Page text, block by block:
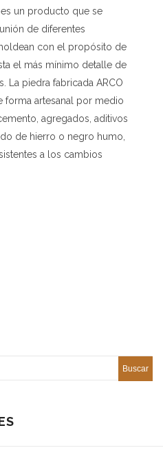
un producto que se
de diferentes
con el propósito de
el más mínimo detalle de
La piedra fabricada ARCO
forma artesanal por medio
agregados, aditivos
de hierro o negro humo,
a los cambios